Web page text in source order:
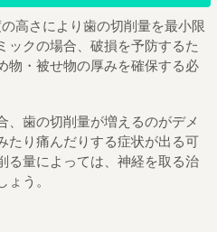
高さにより歯の切削量を最小限
ックの場合、破損を予防するた
物・被せ物の厚みを確保する必
、歯の切削量が増えるのがデメ
たり痛んだりする症状が出る可
る量によっては、神経を取る治
う。